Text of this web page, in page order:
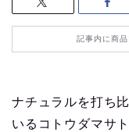
記事内に商
ナチュラルを打ち
いるコトウダマサ